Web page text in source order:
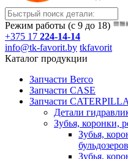
Режим работы (с 9 до 18)
+375 17 224-14-14
info@tk-favorit.by tkfavorit
Каталог продукции
Запчасти Berco
Запчасти CASE
Запчасти
Детали
Зубья, коронки,
Зубья,
Зубья,